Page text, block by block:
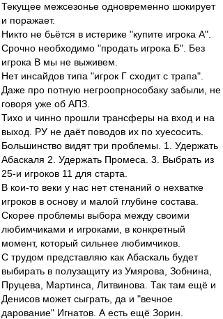
Текущее межсезонье одновременно шокирует
и поражает.
Никто не бьётся в истерике "купите игрока А".
Срочно необходимо "продать игрока Б". Без
игрока В мы не выживем.
Нет инсайдов типа "игрок Г сходит с трапа".
Даже про потную негроопрнособаку забыли, не
говоря уже об АПЗ.
Тихо и чинно прошли трансферы на вход и на
выход. РУ не даёт поводов их по хуесосить.
Большинство видят три проблемы. 1. Удержать
Абаскаля 2. Удержать Промеса. 3. Выбрать из
25-и игроков 11 для старта.
В кои-то веки у нас нет стенаний о нехватке
игроков в основу и малой глубине состава.
Скорее проблемы выбора между своими
любимчиками и игроками, в конкретный
момент, который сильнее любимчиков.
С трудом представляю как Абаскаль будет
выбирать в полузащиту из Умярова, Зобнина,
Пруцева, Мартинса, Литвинова. Так там ещё и
Денисов может сыграть, да и "вечное
дарование" Игнатов. А есть ещё Зорин.